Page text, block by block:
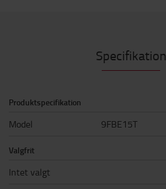
Specifikation
Produktspecifikation
Model 9FBE15T
Valgfrit
Intet valgt